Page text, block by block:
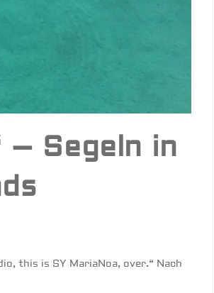
– Segeln in
this is SY MariaNoa, over.“ Nach